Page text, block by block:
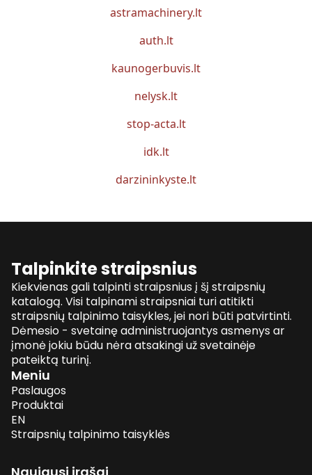
astramachinery.lt
auth.lt
kaunogerbuvis.lt
nelysk.lt
stop-acta.lt
idk.lt
darzininkyste.lt
Talpinkite straipsnius
Kiekvienas gali talpinti straipsnius į šį straipsnių
katalogą. Visi talpinami straipsniai turi atitikti
straipsnių talpinimo taisykles, jei nori būti patvirtinti.
Dėmesio - svetainę administruojantys asmenys ar
įmonė jokiu būdu nėra atsakingi už svetainėje
pateiktą turinį.
Meniu
Paslaugos
Produktai
EN
Straipsnių talpinimo taisyklės